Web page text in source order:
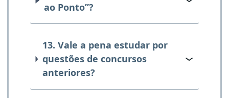
ao Ponto”?
13. Vale a pena estudar por
questões de concursos
anteriores?